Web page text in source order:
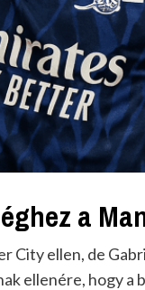
a
City ellen, de
ellenére, hogy a